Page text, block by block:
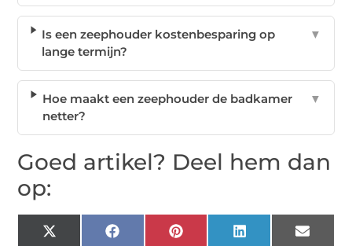
Is een zeephouder kostenbesparing op
lange termijn?
▼
Hoe maakt een zeephouder de badkamer
netter?
▼
Goed artikel? Deel hem dan
op:
X Facebook Pinterest LinkedIn Email